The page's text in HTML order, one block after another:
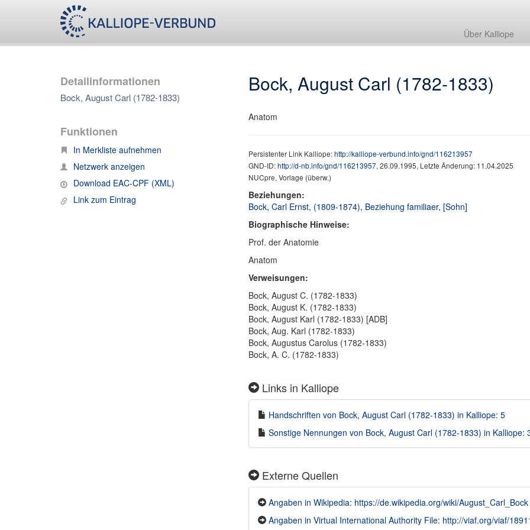
Über Kalliope
Detailinformationen
Bock, August Carl (1782-1833)
Funktionen
In Merkliste aufnehmen
Netzwerk anzeigen
Download EAC-CPF (XML)
Link zum Eintrag
Bock, August Carl (1782-1833)
Anatom
Persistenter Link Kalliope:http://kalliope-verbund.info/gnd/116213957
GND-ID:http://d-nb.info/gnd/116213957, 26.09.1995, Letzte Änderung: 11.04.2025
NUCpre, Vorlage (überw.)
Beziehungen:
Bock, Carl Ernst, (1809-1874), Beziehung familiaer, [Sohn]
Biographische Hinweise:
Prof. der Anatomie
Anatom
Verweisungen:
Bock, August C. (1782-1833)
Bock, August K. (1782-1833)
Bock, August Karl (1782-1833) [ADB]
Bock, Aug. Karl (1782-1833)
Bock, Augustus Carolus (1782-1833)
Bock, A. C. (1782-1833)
Links in Kalliope
Handschriften von Bock, August Carl (1782-1833) in Kalliope: 5
Sonstige Nennungen von Bock, August Carl (1782-1833) in Kalliope:
Externe Quellen
Angaben in Wikipedia: https://de.wikipedia.org/wiki/August_Carl_Bock
Angaben in Virtual International Authority File: http://viaf.org/viaf/